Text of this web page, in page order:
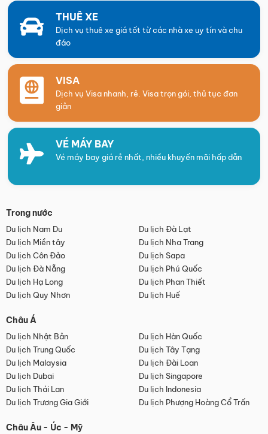
THUÊ XE
Dịch vụ thuê xe giá tốt từ các nhà xe uy tín và chu
đáo
VISA
Dịch vụ Visa nhanh, rẻ. Visa trọn gói, thủ tục đơn
giản
VÉ MÁY BAY
Vé máy bay giá rẻ nhất, nhiều khuyến mãi hấp dẫn
Trong nước
Du lịch Nam Du
Du lịch Đà Lạt
Du lịch Miền tây
Du lịch Nha Trang
Du lịch Côn Đảo
Du lịch Sapa
Du lịch Đà Nẵng
Du lịch Phú Quốc
Du lịch Hạ Long
Du lịch Phan Thiết
Du lịch Quy Nhơn
Du lịch Huế
Châu Á
Du lịch Nhật Bản
Du lịch Hàn Quốc
Du lịch Trung Quốc
Du lịch Tây Tạng
Du lịch Malaysia
Du lịch Đài Loan
Du lịch Dubai
Du lịch Singapore
Du lịch Thái Lan
Du lịch Indonesia
Du lịch Trương Gia Giới
Du lịch Phượng Hoàng Cổ Trấn
Châu Âu - Úc - Mỹ